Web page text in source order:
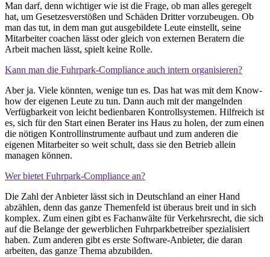
Man darf, denn wichtiger wie ist die Frage, ob man alles geregelt
hat, um Gesetzesverstößen und Schäden Dritter vorzubeugen. Ob
man das tut, in dem man gut ausgebildete Leute einstellt, seine
Mitarbeiter coachen lässt oder gleich von externen Beratern die
Arbeit machen lässt, spielt keine Rolle.
Kann man die Fuhrpark-Compliance auch intern organisieren?
Aber ja. Viele könnten, wenige tun es. Das hat was mit dem Know-
how der eigenen Leute zu tun. Dann auch mit der mangelnden
Verfügbarkeit von leicht bedienbaren Kontrollsystemen. Hilfreich ist
es, sich für den Start einen Berater ins Haus zu holen, der zum einen
die nötigen Kontrollinstrumente aufbaut und zum anderen die
eigenen Mitarbeiter so weit schult, dass sie den Betrieb allein
managen können.
Wer bietet Fuhrpark-Compliance an?
Die Zahl der Anbieter lässt sich in Deutschland an einer Hand
abzählen, denn das ganze Themenfeld ist überaus breit und in sich
komplex. Zum einen gibt es Fachanwälte für Verkehrsrecht, die sich
auf die Belange der gewerblichen Fuhrparkbetreiber spezialisiert
haben. Zum anderen gibt es erste Software-Anbieter, die daran
arbeiten, das ganze Thema abzubilden.